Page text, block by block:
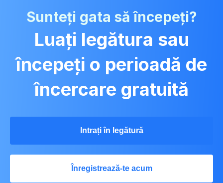
Sunteți gata să începeți?
Luați legătura sau
începeți o perioadă de
încercare gratuită
Intrați în legătură
Înregistrează-te acum